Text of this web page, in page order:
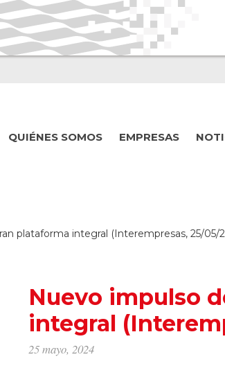
QUIÉNES SOMOS EMPRESAS
plataforma integral (Interempresas, 25/05/
Nuevo impulso
integral
25 mayo, 2024